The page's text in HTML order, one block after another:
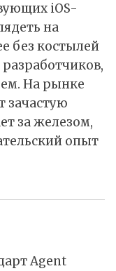
iOS-
на
без костылей
На рынке
зачастую
за железом,
опыт
Agent